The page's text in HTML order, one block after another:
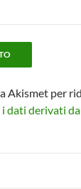
Akismet per
dati derivati